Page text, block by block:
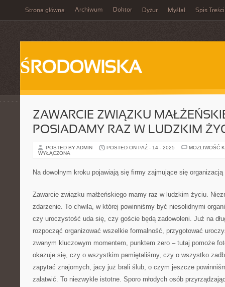
Strona główna Archiwum Doktor Dyżur Myślał Spis Treści
ŚRODOWISKA
ZAWARCIE ZWIĄZKU
POSIADAMY RAZ W LUDZKIM
POSTED BY ADMIN POSTED ON PAŹ - 14 - 2025
MOŻLIWOŚĆ
WYŁĄCZONA
Na dowolnym kroku pojawiają się firmy zajmujące się organizacją
Zawarcie związku małżeńskiego mamy raz w ludzkim życiu.
zdarzenie. To chwila, w której powinniśmy być niesolidnymi
czy uroczystość uda się, czy goście będą zadowoleni. Już na
rozpocząć organizować wszelkie formalność, przygotować
zwanym kluczowym momentem, punktem zero – tutaj pomoże
okazuje się, czy o wszystkim pamiętaliśmy, czy o wszystko
zapytać znajomych, jacy już brali ślub, o czym jeszcze
załatwić. To niezwykle istotne. Sporo młodych osób